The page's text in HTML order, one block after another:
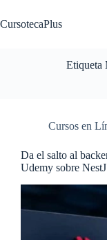
al
contenido
CursotecaPlus
Etiqueta
Cursos en
Da el salto al
Udemy sobre